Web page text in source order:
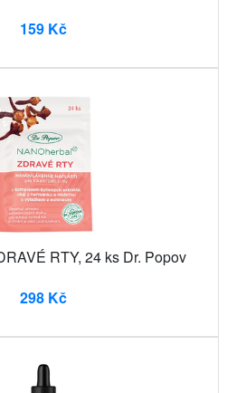
159 Kč
RTY, 24 ks Dr. Popov
298 Kč